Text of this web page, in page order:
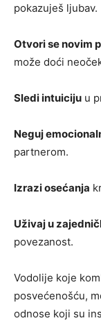
pokazuješ ljubav.
Otvori se novim
može doći
Sledi intuiciju u
Neguj
partnerom.
Izrazi osećanja
Uživaj u
povezanost.
Vodolije koje
posvećenošću,
odnose koji su